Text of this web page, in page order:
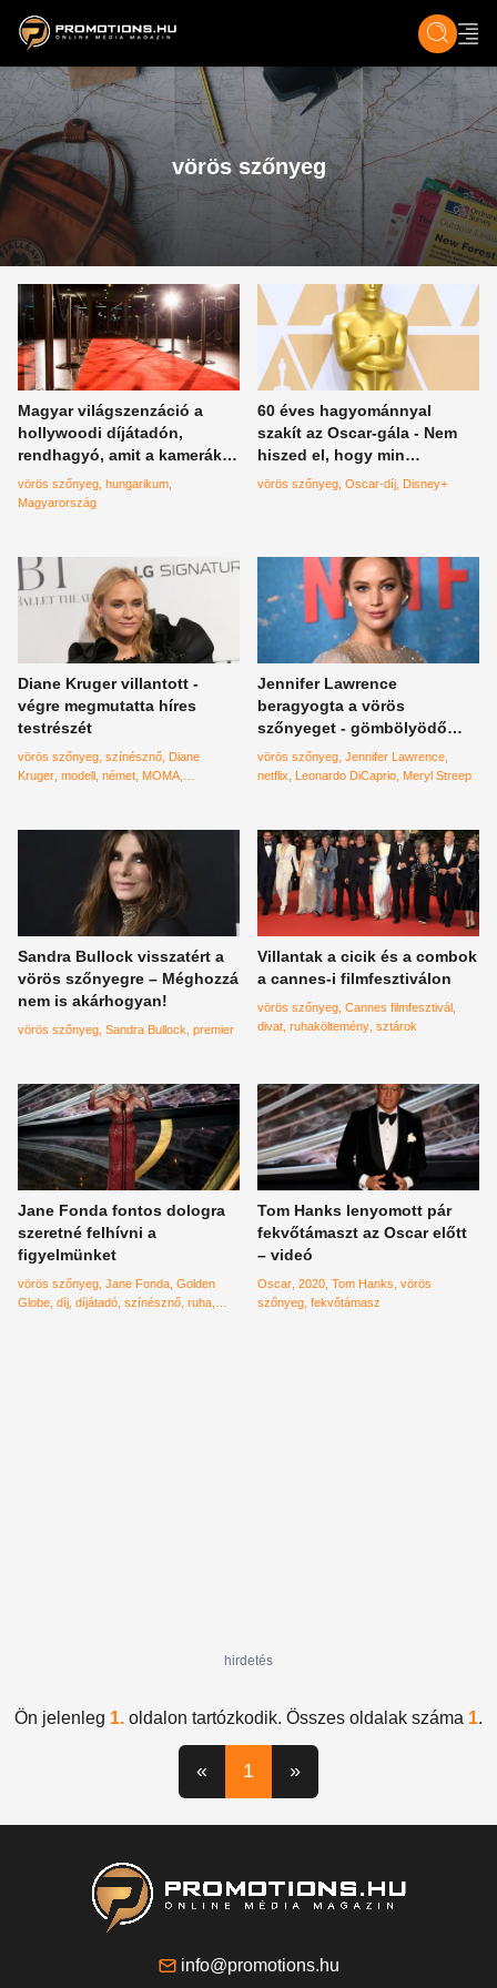
ZENE, FILM & KULT ÉLET TECH &
vörös szőnyeg
Magyar világszenzáció a
hollywoodi díjátadón,
rendhagyó, amit a kamerák
rögzítettek
vörös szőnyeg hungarikum
Magyarország
60 éves hagyománnyal
szakít az Oscar-gála - Nem
hiszed el, hogy min
változtatnak idén
vörös szőnyeg Oscar-díj Disney+
Diane Kruger villantott -
végre megmutatta híres
testrészét
vörös szőnyeg színésznő Diane
Kruger modell német MOMA
Jennifer Lawrence
beragyogta a vörös
szőnyeget - gömbölyödő
pocakja mindenkit
elkápráztatott
vörös szőnyeg Jennifer Lawrence
netflix
Leonardo DiCaprio Meryl Streep
Sandra Bullock visszatért a
vörös szőnyegre – Méghozzá
nem is akárhogyan!
vörös szőnyeg Sandra Bullock premier
Villantak a cicik és a combok
a cannes-i filmfesztiválon
vörös szőnyeg Cannes filmfesztivál
divat ruhaköltemény sztárok
Jane Fonda fontos dologra
szeretné felhívni a
figyelmünket
vörös szőnyeg Jane Fonda Golden
Globe díj díjátadó színésznő ruha
Tom Hanks lenyomott pár
fekvőtámaszt az Oscar előtt
– videó
Oscar 2020 Tom Hanks vörös
szőnyeg fekvőtámasz
hirdetés
Ön jelenleg 1. oldalon tartózkodik. Összes oldalak száma 1.
« 1 »
info@promotions.hu